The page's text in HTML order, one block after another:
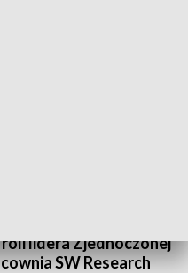
lidera Zjednoczonej
SW Research